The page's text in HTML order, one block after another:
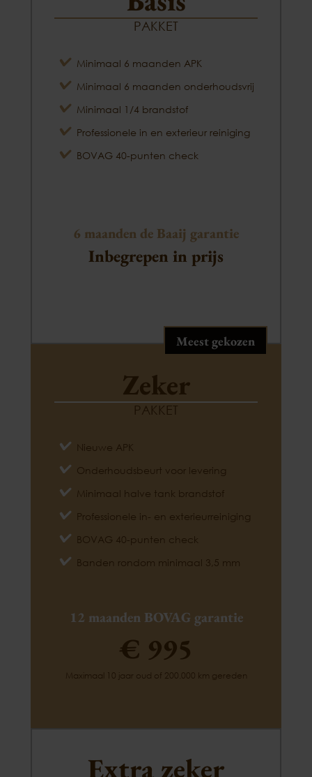
PAKKET
Minimaal 6 maanden APK
Minimaal 6 maanden onderhoudsvrij
Minimaal 1/4 brandstof
Professionele in en exterieur reiniging
BOVAG 40-punten check
6 maanden de Baaij garantie
Inbegrepen in prijs
Meest gekozen
Zeker
PAKKET
Nieuwe APK
Onderhoudsbeurt voor levering
Minimaal halve tank brandstof
Professionele in- en exterieurreiniging
BOVAG 40-punten check
Banden rondom minimaal 3,5 mm
12 maanden BOVAG garantie
€ 995
Maximaal 10 jaar oud of 200.000 km gereden
Extra zeker